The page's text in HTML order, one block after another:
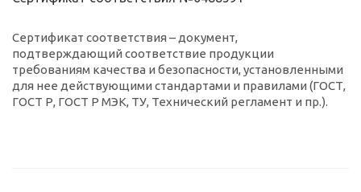
Сертификат соответствия – документ,
подтверждающий соответствие продукции
требованиям качества и безопасности, установленными
для нее действующими стандартами и правилами (ГОСТ,
ГОСТ Р, ГОСТ Р МЭК, ТУ, Технический регламент и пр.).